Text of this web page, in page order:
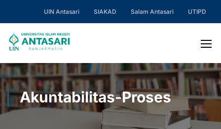
UIN Antasari SIAKAD Salam Antasari UTIPD
Akuntabilitas-Proses